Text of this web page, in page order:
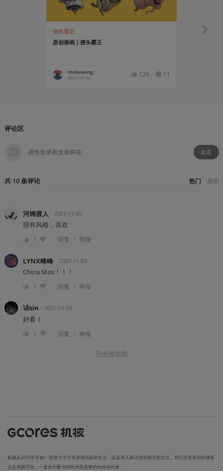
创作笔记
原创插画丨接头霸王
molewang
2022-06-22 126 11
创作笔记
评论区
发送
共 10条评论 热门 最新
河姆渡人 ・ 2021-11-03
很有风格，喜欢
1 回复 ・ 举报
LYNX峰峰・ 2021-11-03
China Max！！！
1 回复 ・ 举报
诘sin ・ 2021-11-03
好看！
1 回复 ・ 举报
已全部加载
机核从2010年开始一直致力于分享游戏玩家的生活，以及深入探讨游戏相关的文化。我们开发原创的播客
以及视频节目，一直在不断寻找民间高质量的内容创作者。